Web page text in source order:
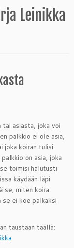
Leinikka
asiasta, joka voi
palkkio ei ole asia,
joka koiran tulisi
on asia, joka
toimisi halutusti
käydään läpi
se, miten koira
ei koe palkaksi
taustaan täällä: